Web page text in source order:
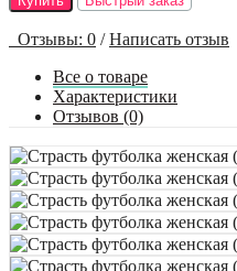
Отзывы: 0 / Написать отзыв
Все о товаре
Характеристики
Отзывов (0)